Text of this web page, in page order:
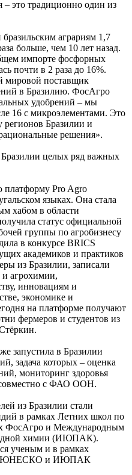
это традиционно один из
аграриям 1,7
больше, чем 10 лет назад.
импорте фосфорных
почти в 2 раза до 16%.
мировой поставщик
в Бразилию. ФосАгро
удобрений – мы
16 с микроэлементами. Это
регионов Бразилии и
решения».
целых ряд важных
Pro Agro
языках. Она стала
хабом в области
статус официальной
группы по агробизнесу
в конкурсе BRICS
академиков и практиков
из Бразилии, записали
и агрохимии,
инновациям и
экономике и
на платформе получают
фермеров и студентов из
запустила в Бразилии
задача которых – оценка
мониторинг здоровья
совместно с ФАО ООН.
из Бразилии стали
в рамках Летних школ по
ФосАгро и Международным
химии (ИЮПАК).
ученым и в рамках
ЮНЕСКО и ИЮПАК